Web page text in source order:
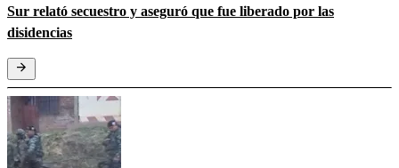
Sur relató secuestro y aseguró que fue liberado por las
disidencias